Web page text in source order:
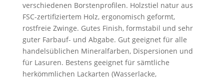
verschiedenen Borstenprofilen. Holzstiel natur aus
FSC-zertifiziertem Holz, ergonomisch geformt,
rostfreie Zwinge. Gutes Finish, formstabil und sehr
guter Farbauf- und Abgabe. Gut geeignet für alle
handelsüblichen Mineralfarben, Dispersionen und
für Lasuren. Bestens geeignet für sämtliche
herkömmlichen Lackarten (Wasserlacke,